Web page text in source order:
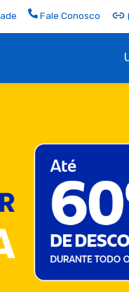
Fale Conosco